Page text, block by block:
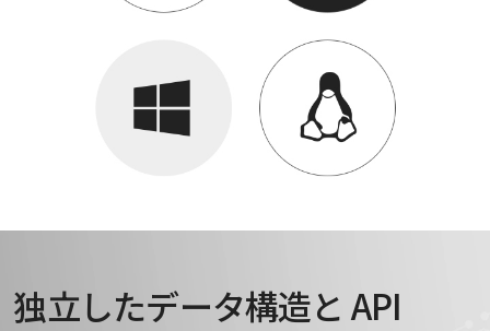
独立したデータ構造と API